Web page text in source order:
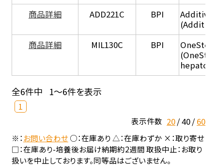
商品詳細
ADD221C BPI
商品詳細
MIL130C BPI
全6件中 1～6件を表示
1
表示件数 20 40 60
※：お問い合わせ○：在庫あり △：在庫わずか ×：取り寄せ
□：在庫あり-培養後お届け納期約2週間 取扱中止：お取り
扱いを中止しております。同等品はございません。